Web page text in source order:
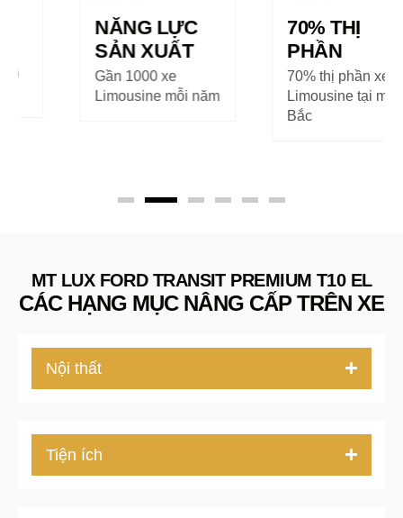
NĂNG LỰC
SẢN XUẤT
Gần 1000 xe
Limousine mỗi năm
70% THỊ
PHẦN
70% thị phần xe
Limousine tại miền
MT LUX FORD TRANSIT PREMIUM T10 EL
CÁC HẠNG MỤC NÂNG CẤP TRÊN XE
Nội thất
Tiện ích